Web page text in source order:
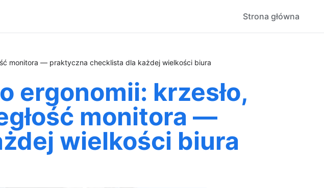
Strona główna
monitora — praktyczna checklista dla każdej wielkości biura
ergonomii: krzesło,
monitora —
wielkości biura